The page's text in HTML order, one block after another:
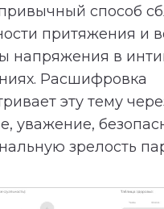
способ
притяжения и
напряжения в
Расшифровка
эту тему
уважение,
зрелость